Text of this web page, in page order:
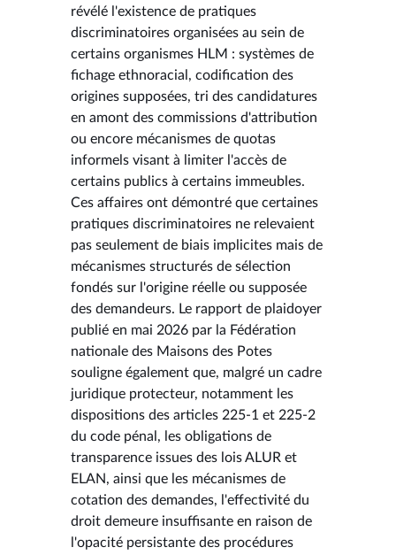
révélé l'existence de pratiques
discriminatoires organisées au sein de
certains organismes HLM : systèmes de
fichage ethnoracial, codification des
origines supposées, tri des candidatures
en amont des commissions d'attribution
ou encore mécanismes de quotas
informels visant à limiter l'accès de
certains publics à certains immeubles.
Ces affaires ont démontré que certaines
pratiques discriminatoires ne relevaient
pas seulement de biais implicites mais de
mécanismes structurés de sélection
fondés sur l'origine réelle ou supposée
des demandeurs. Le rapport de plaidoyer
publié en mai 2026 par la Fédération
nationale des Maisons des Potes
souligne également que, malgré un cadre
juridique protecteur, notamment les
dispositions des articles 225-1 et 225-2
du code pénal, les obligations de
transparence issues des lois ALUR et
ELAN, ainsi que les mécanismes de
cotation des demandes, l'effectivité du
droit demeure insuffisante en raison de
l'opacité persistante des procédures